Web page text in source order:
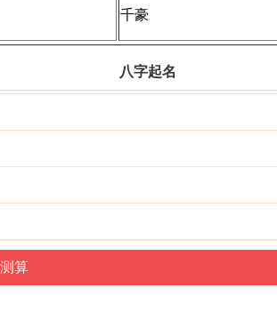
千豪
八字起名